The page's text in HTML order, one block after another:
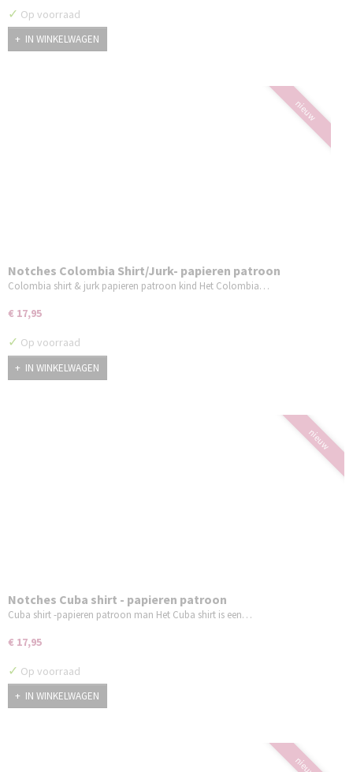
✓ Op voorraad
IN WINKELWAGEN
nieuw
Notches Colombia Shirt/Jurk- papieren patroon
Colombia shirt & jurk papieren patroon kind Het Colombia…
€ 17,95
✓ Op voorraad
IN WINKELWAGEN
nieuw
Notches Cuba shirt - papieren patroon
Cuba shirt -papieren patroon man Het Cuba shirt is een…
€ 17,95
✓ Op voorraad
IN WINKELWAGEN